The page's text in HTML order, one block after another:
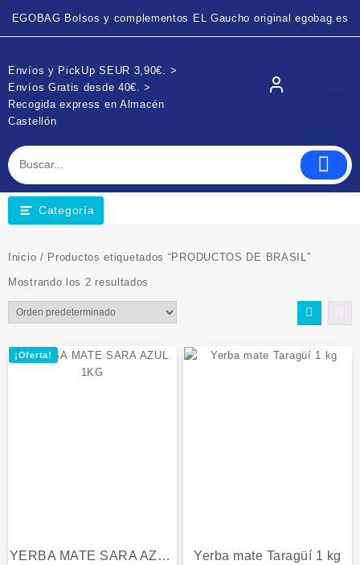
EGOBAG Bolsos y complementos EL Gaucho original egobag.es
Envíos y PickUp SEUR 3,90€. >
Envíos Gratis desde 40€. >
Recogida express en Almacén
Castellón
Categoría
Inicio / Productos etiquetados “PRODUCTOS DE BRASIL”
Mostrando los 2 resultados
¡Oferta!
YERBA MATE SARA AZUL
Yerba mate Taragüí 1 kg